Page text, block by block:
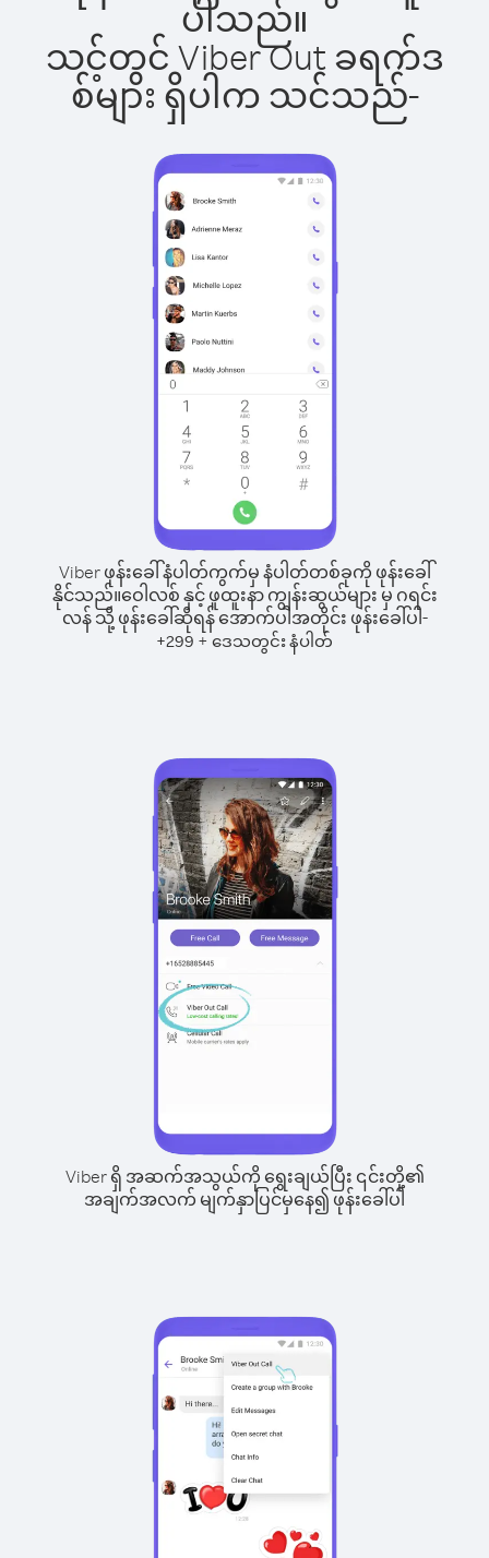
ပါသည်။
သင့်တွင် Viber Out ခရက်ဒ
စ်များ ရှိပါက သင်သည်-
Viber ဖုန်းခေါ်နံပါတ်ကွက်မှ နံပါတ်တစ်ခုကို ဖုန်းခေါ်
နိုင်သည်။ဝေါလစ် နှင့် ဖူထူးနာ ကျွန်းဆွယ်များ မှ ဂရင်း
လန် သို့ ဖုန်းခေါ်ဆိုရန် အောက်ပါအတိုင်း ဖုန်းခေါ်ပါ-
+299 + ဒေသတွင်း နံပါတ်
Viber ရှိ အဆက်အသွယ်ကို ရွေးချယ်ပြီး ၎င်းတို့၏
အချက်အလက် မျက်နှာပြင်မှနေ၍ ဖုန်းခေါ်ပါ